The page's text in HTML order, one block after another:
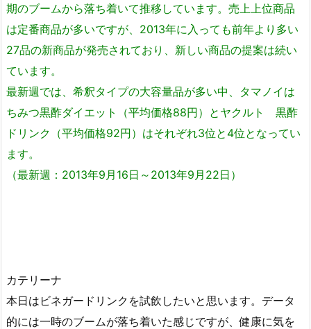
期のブームから落ち着いて推移しています。売上上位商品
は定番商品が多いですが、2013年に入っても前年より多い
27品の新商品が発売されており、新しい商品の提案は続い
ています。
最新週では、希釈タイプの大容量品が多い中、タマノイは
ちみつ黒酢ダイエット（平均価格88円）とヤクルト 黒酢
ドリンク（平均価格92円）はそれぞれ3位と4位となってい
ます。
（最新週：2013年9月16日～2013年9月22日）
カテリーナ
本日はビネガードリンクを試飲したいと思います。データ
的には一時のブームが落ち着いた感じですが、健康に気を